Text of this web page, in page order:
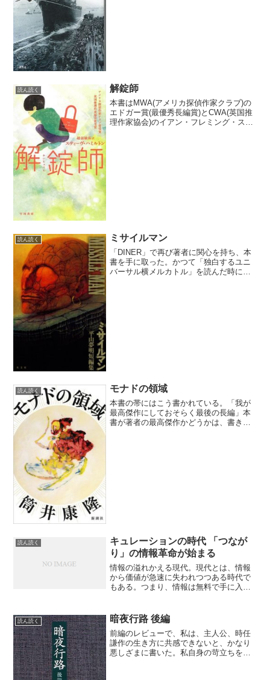
読ん読く 解錠師
本書はMWA(アメリカ探偵作家クラブ)の
エドガー賞(最優秀長編賞)とCWA(英国推
理作家協会)のイアン・フレミング・ステ
読ん読く ミサイルマン
「DINER」で再び著者に関心を持ち、本
書を手に取った。かつて「独白するユニ
バーサル横メルカトル」を読んだ時に感
読ん読く モナドの領域
本書の帯にはこう書かれている。「我が
最高傑作にしておそらく最後の長編」本
書が著者の最高傑作かどうかは、書き手
読ん読く
キュレーションの時代 「つなが
り」の情報革命が始まる
情報の溢れかえる現代。現代とは、情報
から価値が急速に失われつつある時代で
もある。つまり、情報は無料で手に入る
情報に対して取捨選択するためのスキル
が必要な時代でもある。取...
読ん読く 暗夜行路 後編
前編のレビューで、私は、主人公、時任
謙作の生き方に共感できないと、かなり
悪しざまに書いた。私自身の苛立ちを解